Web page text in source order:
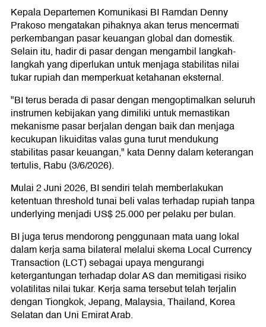
Kepala Departemen Komunikasi BI Ramdan Denny
Prakoso mengatakan pihaknya akan terus mencermati
perkembangan pasar keuangan global dan domestik.
Selain itu, hadir di pasar dengan mengambil langkah-
langkah yang diperlukan untuk menjaga stabilitas nilai
tukar rupiah dan memperkuat ketahanan eksternal.
"BI terus berada di pasar dengan mengoptimalkan seluruh
instrumen kebijakan yang dimiliki untuk memastikan
mekanisme pasar berjalan dengan baik dan menjaga
kecukupan likuiditas valas guna turut mendukung
stabilitas pasar keuangan," kata Denny dalam keterangan
tertulis, Rabu (3/6/2026).
Mulai 2 Juni 2026, BI sendiri telah memberlakukan
ketentuan threshold tunai beli valas terhadap rupiah tanpa
underlying menjadi US$ 25.000 per pelaku per bulan.
BI juga terus mendorong penggunaan mata uang lokal
dalam kerja sama bilateral melalui skema Local Currency
Transaction (LCT) sebagai upaya mengurangi
ketergantungan terhadap dolar AS dan memitigasi risiko
volatilitas nilai tukar. Kerja sama tersebut telah terjalin
dengan Tiongkok, Jepang, Malaysia, Thailand, Korea
Selatan dan Uni Emirat Arab.